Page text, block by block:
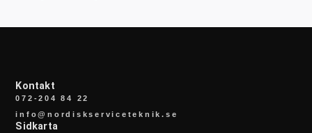
072-204 84 22
info@nordiskserviceteknik.se
Kontakt
Sidkarta